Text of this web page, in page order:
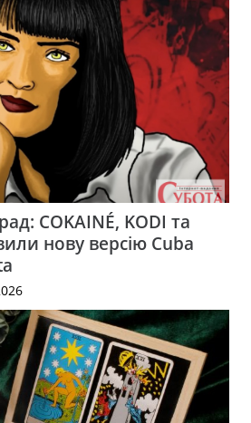
COKAINÉ, KODI та
нову версію Cuba